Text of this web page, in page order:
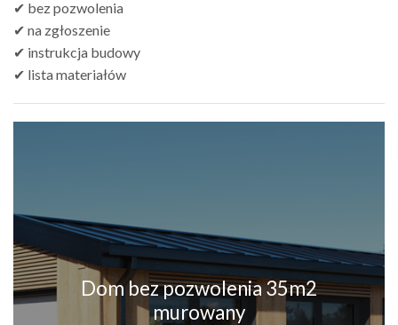
✔ bez pozwolenia
✔ na zgłoszenie
✔ instrukcja budowy
✔ lista materiałów
Dom bez pozwolenia 35m2
murowany